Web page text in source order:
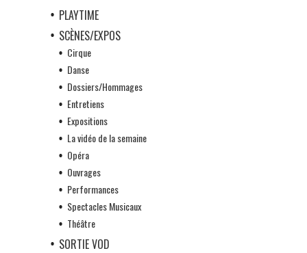
PLAYTIME
SCÈNES/EXPOS
Cirque
Danse
Dossiers/Hommages
Entretiens
Expositions
La vidéo de la semaine
Opéra
Ouvrages
Performances
Spectacles Musicaux
Théâtre
SORTIE VOD